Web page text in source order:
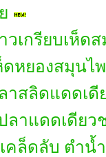
วเกรียบเห็ด
ดหยองสมุนไ
าสลิดแดดเดี
ลาแดดเดียว
คล็ดลับ ตำน้